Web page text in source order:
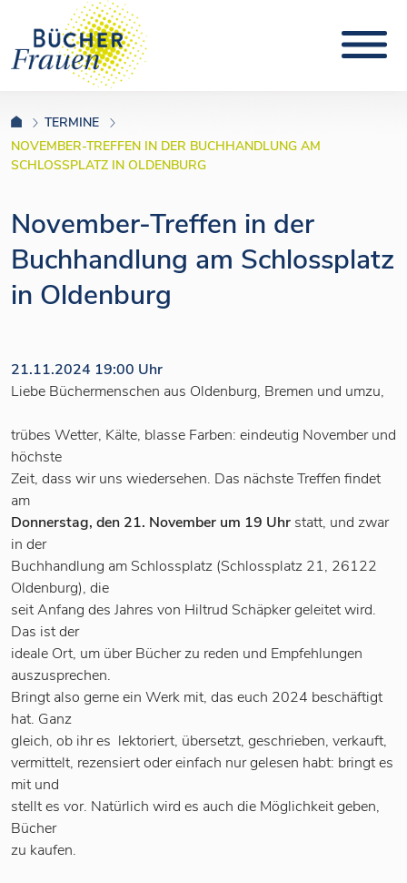
TERMINE
NOVEMBER-TREFFEN IN DER BUCHHANDLUNG AM
SCHLOSSPLATZ IN OLDENBURG
November-Treffen in der
Buchhandlung am Schlossplatz
in Oldenburg
21.11.2024 19:00 Uhr
Liebe Büchermenschen aus Oldenburg, Bremen und umzu,
trübes Wetter, Kälte, blasse Farben: eindeutig November und
höchste
Zeit, dass wir uns wiedersehen. Das nächste Treffen findet
am
Donnerstag, den 21. November um 19 Uhr statt, und zwar
in der
Buchhandlung am Schlossplatz (Schlossplatz 21, 26122
Oldenburg), die
seit Anfang des Jahres von Hiltrud Schäpker geleitet wird.
Das ist der
ideale Ort, um über Bücher zu reden und Empfehlungen
auszusprechen.
Bringt also gerne ein Werk mit, das euch 2024 beschäftigt
hat. Ganz
gleich, ob ihr es lektoriert, übersetzt, geschrieben, verkauft,
vermittelt, rezensiert oder einfach nur gelesen habt: bringt es
mit und
stellt es vor. Natürlich wird es auch die Möglichkeit geben,
Bücher
zu kaufen.